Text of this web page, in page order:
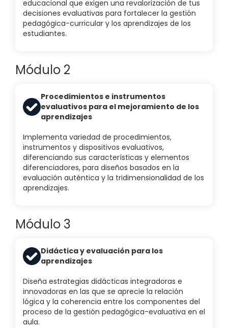
educacional que exigen una revalorización de tus
decisiones evaluativas para fortalecer la gestión
pedagógica-curricular y los aprendizajes de los
estudiantes.
Módulo 2
Procedimientos e instrumentos
evaluativos para el mejoramiento de los
aprendizajes
Implementa variedad de procedimientos,
instrumentos y dispositivos evaluativos,
diferenciando sus características y elementos
diferenciadores, para diseños basados en la
evaluación auténtica y la tridimensionalidad de los
aprendizajes.
Módulo 3
Didáctica y evaluación para los
aprendizajes
Diseña estrategias didácticas integradoras e
innovadoras en las que se aprecie la relación
lógica y la coherencia entre los componentes del
proceso de la gestión pedagógica-evaluativa en el
aula.